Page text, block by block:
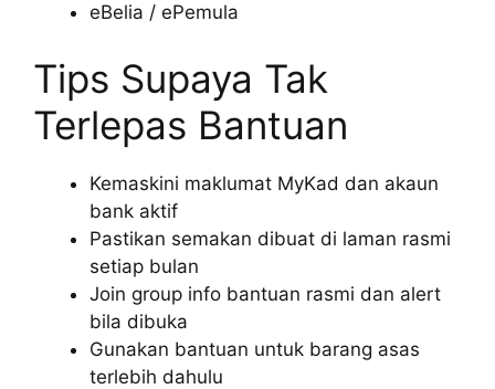
eBelia / ePemula
Tips Supaya Tak
Terlepas Bantuan
Kemaskini maklumat MyKad dan akaun
bank aktif
Pastikan semakan dibuat di laman rasmi
setiap bulan
Join group info bantuan rasmi dan alert
bila dibuka
Gunakan bantuan untuk barang asas
terlebih dahulu